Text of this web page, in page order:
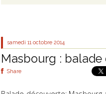
samedi 11 octobre 2014
Masbourg :
Share